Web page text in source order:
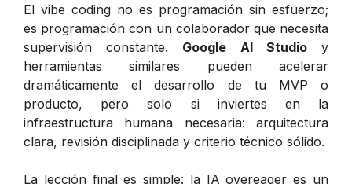
El vibe coding no es programación sin esfuerzo;
es programación con un colaborador que necesita
supervisión constante. Google AI Studioy
herramientas similares pueden acelerar
dramáticamente el desarrollo de tu MVP o
producto, pero solo si inviertes en la
infraestructura humana necesaria: arquitectura
clara, revisión disciplinada y criterio técnico sólido.
La lección final es simple: la IA overeager es un